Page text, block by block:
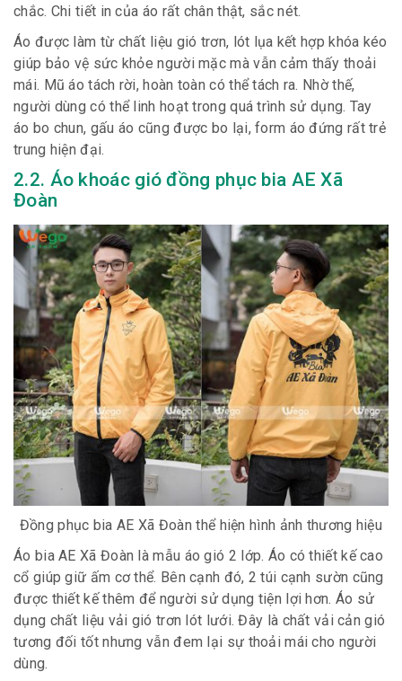
chắc. Chi tiết in của áo rất chân thật, sắc nét.
Áo được làm từ chất liệu gió trơn, lót lụa kết hợp khóa kéo
giúp bảo vệ sức khỏe người mặc mà vẫn cảm thấy thoải
mái. Mũ áo tách rời, hoàn toàn có thể tách ra. Nhờ thế,
người dùng có thể linh hoạt trong quá trình sử dụng. Tay
áo bo chun, gấu áo cũng được bo lại, form áo đứng rất trẻ
trung hiện đại.
2.2. Áo khoác gió đồng phục bia AE Xã
Đoàn
Đồng phục bia AE Xã Đoàn thể hiện hình ảnh thương hiệu
Áo bia AE Xã Đoàn là mẫu áo gió 2 lớp. Áo có thiết kế cao
cổ giúp giữ ấm cơ thể. Bên cạnh đó, 2 túi cạnh sườn cũng
được thiết kế thêm để người sử dụng tiện lợi hơn. Áo sử
dụng chất liệu vải gió trơn lót lưới. Đây là chất vải cản gió
tương đối tốt nhưng vẫn đem lại sự thoải mái cho người
dùng.